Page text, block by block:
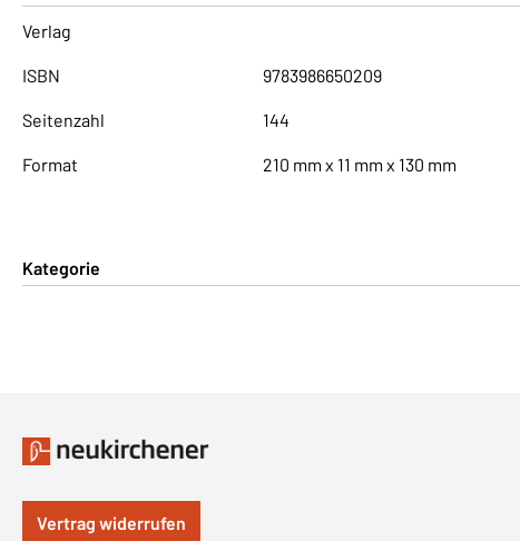
Verlag
ISBN 9783986650209
Seitenzahl 144
Format 210 mm x 11 mm x 130 mm
Kategorie
Vertrag widerrufen